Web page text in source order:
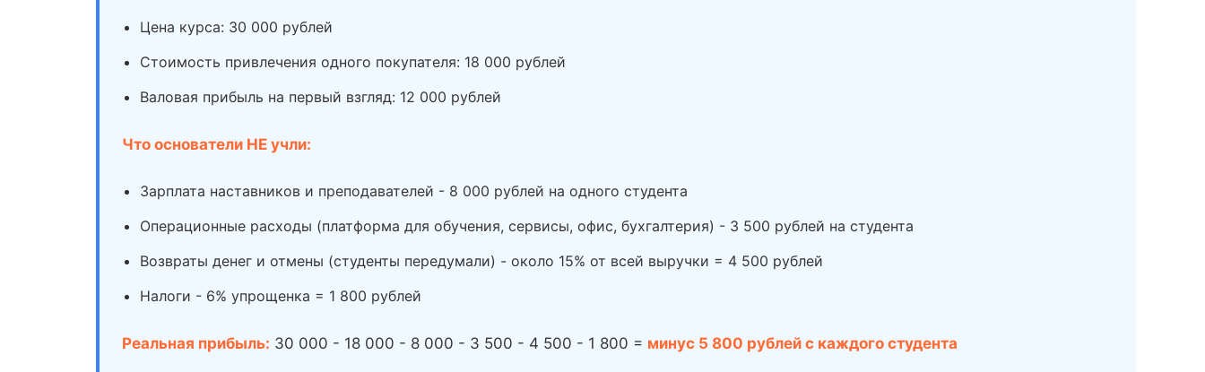
Цена курса: 30 000 рублей
Стоимость привлечения одного покупателя: 18 000 рублей
Валовая прибыль на первый взгляд: 12 000 рублей
Что основатели НЕ учли:
Зарплата наставников и преподавателей - 8 000 рублей на одного студента
Операционные расходы (платформа для обучения, сервисы, офис, бухгалтерия) - 3 500 рублей на студента
Возвраты денег и отмены (студенты передумали) - около 15% от всей выручки = 4 500 рублей
Налоги - 6% упрощенка = 1 800 рублей
Реальная прибыль: 30 000 - 18 000 - 8 000 - 3 500 - 4 500 - 1 800 = минус 5 800 рублей с каждого студента